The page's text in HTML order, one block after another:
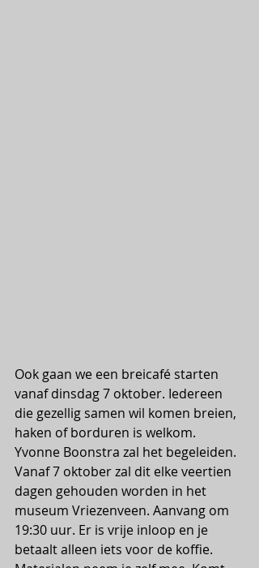
Ook gaan we een breicafé starten
vanaf dinsdag 7 oktober. Iedereen
die gezellig samen wil komen breien,
haken of borduren is welkom.
Yvonne Boonstra zal het begeleiden.
Vanaf 7 oktober zal dit elke veertien
dagen gehouden worden in het
museum Vriezenveen. Aanvang om
19:30 uur. Er is vrije inloop en je
betaalt alleen iets voor de koffie.